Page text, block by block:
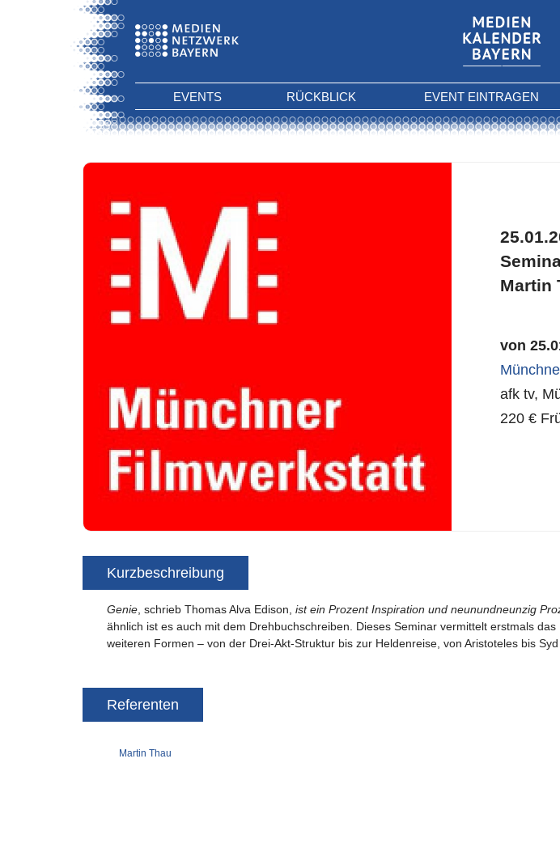
EVENTS RÜCKBLICK EVENT EINTRAGEN
Martin
von
afk tv,
220 €
Kurzbeschreibung
Genie , schrieb Thomas Alva Edison, ist ein Prozent Inspiration und neunundneunzig
ähnlich ist es auch mit dem Drehbuchschreiben. Dieses Seminar vermittelt erstmals
weiteren Formen – von der Drei-Akt-Struktur bis zur Heldenreise, von Aristoteles bis Syd
Referenten
Martin Thau